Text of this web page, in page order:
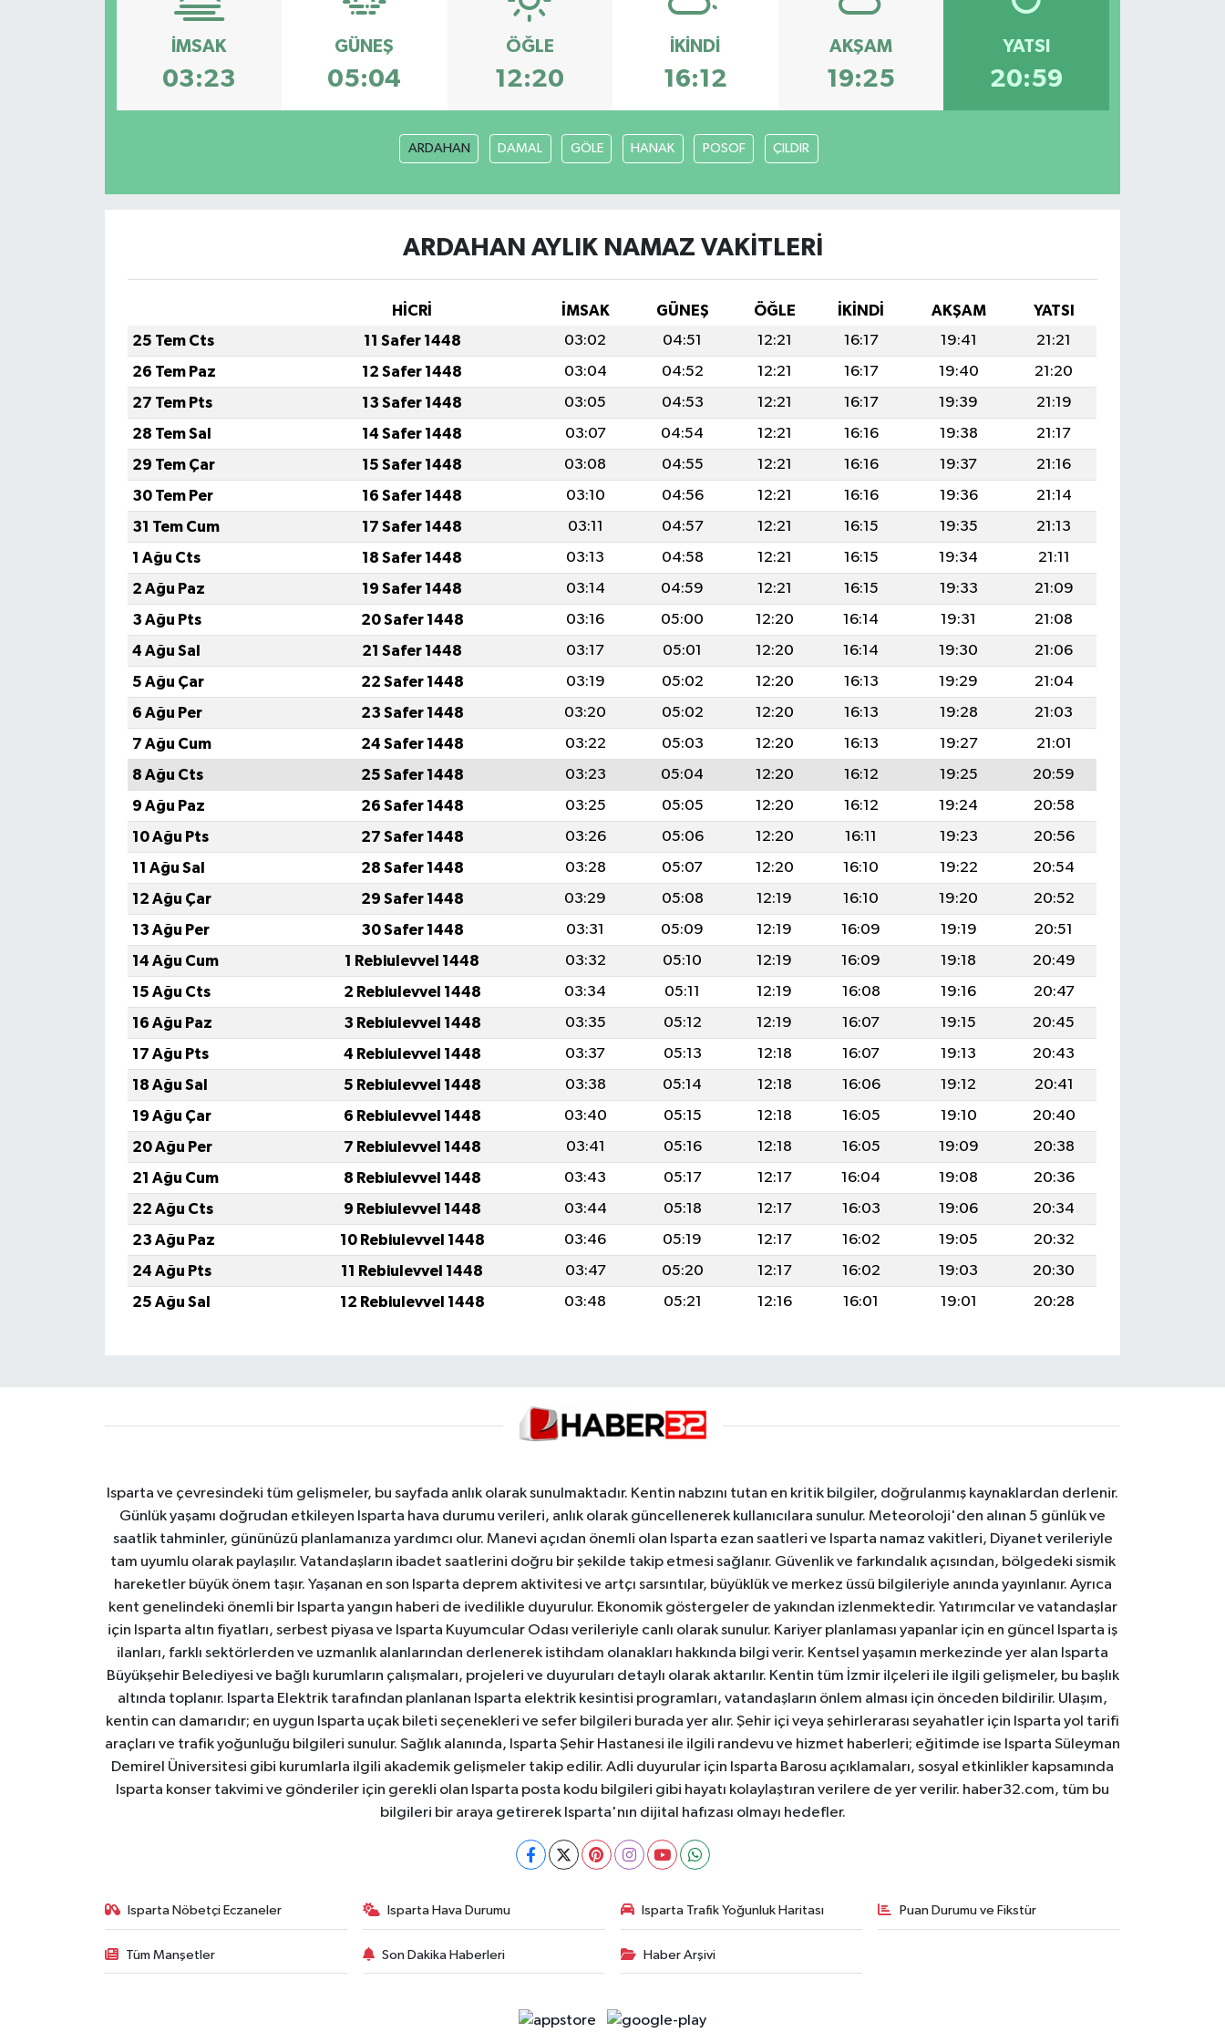
İMSAK
03:23
GÜNEŞ
05:04
ÖĞLE
12:20
İKINDI
16:12
AKŞAM
19:25
YATSI
20:59
ARDAHAN DAMAL GÖLE HANAK POSOF ÇILDIR
ARDAHAN AYLIK NAMAZ VAKITLERI
HİCRİ İMSAK GÜNEŞ ÖĞLE İKINDI AKŞAM
YATSI
25 Tem Cts
11 Safer 1448 03:02 04:51 12:21 16:17 19:41
21:21
26 Tem Paz
12 Safer 1448 03:04 04:52 12:21 16:17 19:40
21:20
27 Tem Pts
13 Safer 1448 03:05 04:53 12:21 16:17 19:39
21:19
28 Tem Sal
14 Safer 1448 03:07 04:54 12:21 16:16 19:38
21:17
29 Tem Çar
15 Safer 1448 03:08 04:55 12:21 16:16 19:37
21:16
30 Tem Per
16 Safer 1448 03:10 04:56 12:21 16:16 19:36
21:14
31 Tem Cum
17 Safer 1448 03:11 04:57 12:21 16:15 19:35
21:13
1 Ağu Cts
18 Safer 1448 03:13 04:58 12:21 16:15 19:34
21:11
2 Ağu Paz
19 Safer 1448 03:14 04:59 12:21 16:15 19:33
21:09
3 Ağu Pts
20 Safer 1448 03:16 05:00 12:20 16:14 19:31
21:08
4 Ağu Sal
21 Safer 1448 03:17 05:01 12:20 16:14 19:30
21:06
5 Ağu Çar
22 Safer 1448 03:19 05:02 12:20 16:13 19:29
21:04
6 Ağu Per
23 Safer 1448 03:20 05:02 12:20 16:13 19:28
21:03
7 Ağu Cum
24 Safer 1448 03:22 05:03 12:20 16:13 19:27
21:01
8 Ağu Cts
25 Safer 1448 03:23 05:04 12:20 16:12 19:25
20:59
9 Ağu Paz
26 Safer 1448 03:25 05:05 12:20 16:12 19:24
20:58
10 Ağu Pts
27 Safer 1448 03:26 05:06 12:20 16:11 19:23
20:56
11 Ağu Sal
28 Safer 1448 03:28 05:07 12:20 16:10 19:22
20:54
12 Ağu Çar
29 Safer 1448 03:29 05:08 12:19 16:10 19:20
20:52
13 Ağu Per
30 Safer 1448 03:31 05:09 12:19 16:09 19:19
20:51
14 Ağu Cum
1 Rebiulevvel 1448 03:32 05:10 12:19 16:09 19:18
20:49
15 Ağu Cts
2 Rebiulevvel 1448 03:34 05:11 12:19 16:08 19:16
20:47
16 Ağu Paz
3 Rebiulevvel 1448 03:35 05:12 12:19 16:07 19:15
20:45
17 Ağu Pts
4 Rebiulevvel 1448 03:37 05:13 12:18 16:07 19:13
20:43
18 Ağu Sal
5 Rebiulevvel 1448 03:38 05:14 12:18 16:06 19:12
20:41
19 Ağu Çar
6 Rebiulevvel 1448 03:40 05:15 12:18 16:05 19:10
20:40
20 Ağu Per
7 Rebiulevvel 1448 03:41 05:16 12:18 16:05 19:09
20:38
21 Ağu Cum
8 Rebiulevvel 1448 03:43 05:17 12:17 16:04 19:08
20:36
22 Ağu Cts
9 Rebiulevvel 1448 03:44 05:18 12:17 16:03 19:06
20:34
23 Ağu Paz
10 Rebiulevvel 1448 03:46 05:19 12:17 16:02 19:05
20:32
24 Ağu Pts
11 Rebiulevvel 1448 03:47 05:20 12:17 16:02 19:03
20:30
25 Ağu Sal
12 Rebiulevvel 1448 03:48 05:21 12:16 16:01 19:01 20:28
Isparta ve çevresindeki tüm gelişmeler, bu sayfada anlık olarak sunulmaktadır. Kentin nabzını tutan en kritik bilgiler, doğrulanmış kaynaklardan derlenir.
Günlük yaşamı doğrudan etkileyen Isparta hava durumu verileri, anlık olarak güncellenerek kullanıcılara sunulur. Meteoroloji'den alınan 5 günlük ve
saatlik tahminler, gününüzü planlamanıza yardımcı olur. Manevi açıdan önemli olan Isparta ezan saatleri ve Isparta namaz vakitleri, Diyanet verileriyle
tam uyumlu olarak paylaşılır. Vatandaşların ibadet saatlerini doğru bir şekilde takip etmesi sağlanır. Güvenlik ve farkındalık açısından, bölgedeki sismik
hareketler büyük önem taşır. Yaşanan en son Isparta deprem aktivitesi ve artçı sarsıntılar, büyüklük ve merkez üssü bilgileriyle anında yayınlanır. Ayrıca
kent genelindeki önemli bir Isparta yangın haberi de ivedilikle duyurulur. Ekonomik göstergeler de yakından izlenmektedir. Yatırımcılar ve vatandaşlar
için Isparta altın fiyatları, serbest piyasa ve Isparta Kuyumcular Odası verileriyle canlı olarak sunulur. Kariyer planlaması yapanlar için en güncel Isparta iş
ilanları, farklı sektörlerden ve uzmanlık alanlarından derlenerek istihdam olanakları hakkında bilgi verir. Kentsel yaşamın merkezinde yer alan Isparta
Büyükşehir Belediyesi ve bağlı kurumların çalışmaları, projeleri ve duyuruları detaylı olarak aktarılır. Kentin tüm İzmir ilçeleri ile ilgili gelişmeler, bu başlık
altında toplanır. Isparta Elektrik tarafından planlanan Isparta elektrik kesintisi programları, vatandaşların önlem alması için önceden bildirilir. Ulaşım,
kentin can damarıdır; en uygun Isparta uçak bileti seçenekleri ve sefer bilgileri burada yer alır. Şehir içi veya şehirlerarası seyahatler için Isparta yol tarifi
araçları ve trafik yoğunluğu bilgileri sunulur. Sağlık alanında, Isparta Şehir Hastanesi ile ilgili randevu ve hizmet haberleri; eğitimde ise Isparta Süleyman
Demirel Üniversitesi gibi kurumlarla ilgili akademik gelişmeler takip edilir. Adli duyurular için Isparta Barosu açıklamaları, sosyal etkinlikler kapsamında
Isparta konser takvimi ve gönderiler için gerekli olan Isparta posta kodu bilgileri gibi hayatı kolaylaştıran verilere de yer verilir. haber32.com, tüm bu
bilgileri bir araya getirerek Isparta'nın dijital hafızası olmayı hedefler.
Isparta Nöbetçi Eczaneler Isparta Hava Durumu Isparta Trafik Yoğunluk Haritası Puan Durumu ve Fikstür
Tüm Manşetler Son Dakika Haberleri Haber Arşivi
HABERDE İNSAN
Tarihi Yapılarımız